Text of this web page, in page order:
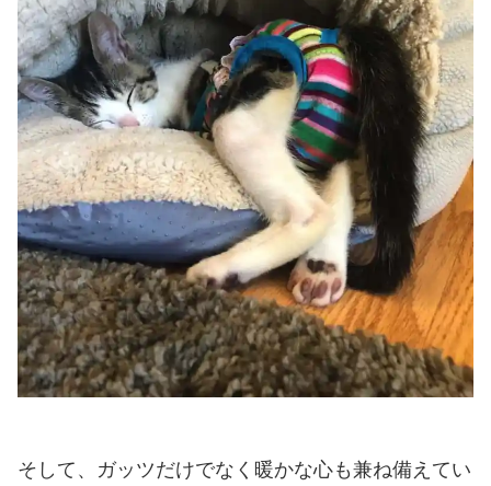
そして、ガッツだけでなく暖かな心も兼ね備えてい